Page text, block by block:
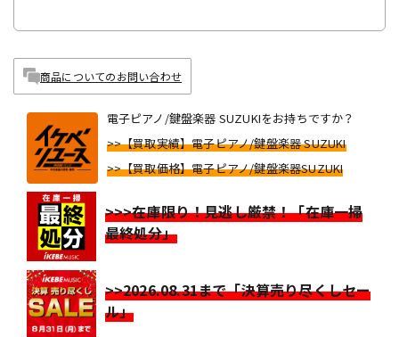
商品についてのお問い合わせ
電子ピアノ/鍵盤楽器 SUZUKIをお持ちですか？
>>【買取実績】電子ピアノ/鍵盤楽器 SUZUKI
>>【買取価格】電子ピアノ/鍵盤楽器SUZUKI
>>>在庫限り！見逃し厳禁！「在庫一掃
最終処分」
>>2026.08.31まで「決算売り尽くしセー
ル」